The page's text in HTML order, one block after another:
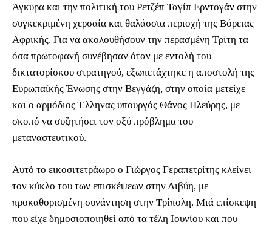
Άγκυρα και την πολιτική του Ρετζέπ Ταγίπ Ερντογάν στην
συγκεκριμένη χερσαία και θαλάσσια περιοχή της Βόρειας
Αφρικής. Για να ακολουθήσουν την περασμένη Τρίτη τα
όσα πρωτοφανή συνέβησαν όταν με εντολή του
δικτατορίσκου στρατηγού, εξωπετάχτηκε η αποστολή της
Ευρωπαϊκής Ένωσης στην Βεγγάζη, στην οποία μετείχε
και ο αρμόδιος Έλληνας υπουργός Θάνος Πλεύρης, με
σκοπό να συζητήσει τον οξύ πρόβλημα του
μεταναστευτικού.
Αυτό το εικοσιτετράωρο ο Γιώργος Γεραπετρίτης κλείνει
τον κύκλο του των επισκέψεων στην Λιβύη, με
προκαθορισμένη συνάντηση στην Τρίπολη. Μιά επίσκεψη
που είχε δημοσιοποιηθεί από τα τέλη Ιουνίου και που